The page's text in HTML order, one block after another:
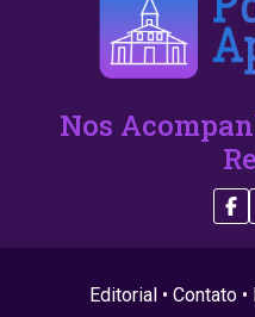
Nos
Editorial • Contato•